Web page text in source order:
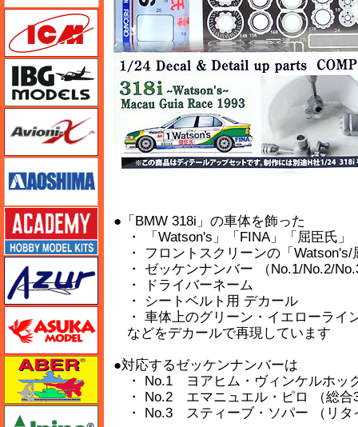
●「BMW 318i」の車体を飾った
・ 「Watson's」「FINA」「屈臣氏」
・ フロントスクリーンの「Watson's/
・ ゼッケンナンバー （No.1/No.2/
・ ドライバーネーム
・ シートベルト用 デカール
・ 車体上のグリーン・イエローライ
などをデカールで再現しています
●対応するゼッケンナンバーは
・ No.1 ヨアヒム・ヴィンケルホッ
・ No.2 エマニュエル・ピロ （総合
・ No.3 スティーブ・ソパー （リタ
Avioni-X（アヴィオニクス）
アオシマ
アカデミー
アスカモデル
アベール
アルパイン